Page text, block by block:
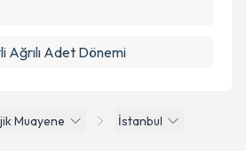
Muayene
İstanbul
Ağrılı Adet Dönemi